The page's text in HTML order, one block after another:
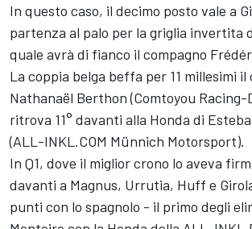
In questo caso, il decimo posto vale a
partenza al palo per la griglia invertita
quale avrà di fianco il compagno
La coppia belga beffa per 11 millesimi il
Nathanaël Berthon (Comtoyou Racing-
ritrova 11° davanti alla Honda di
(ALL-INKL.COM Münnich Motorsport).
In Q1, dove il miglior crono lo aveva
davanti a Magnus, Urrutia, Huff e
punti con lo spagnolo - il primo degli